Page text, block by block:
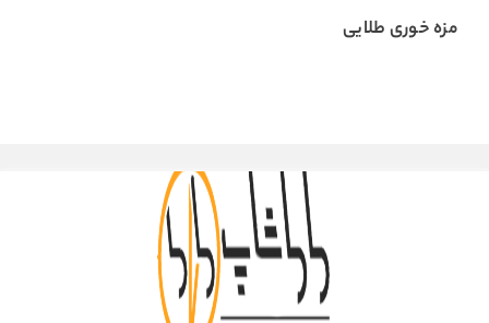
مزه خوری طلایی